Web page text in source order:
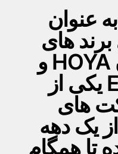
عنوان
های
مطرحی همچون HOYA و
ESCHENBACH یکی از
های
یک دهه
تا همگام